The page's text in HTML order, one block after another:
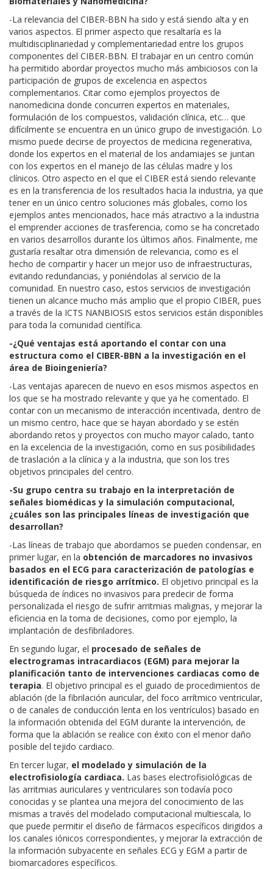
-La relevancia del CIBER-BBN ha sido y está siendo alta y en
varios aspectos. El primer aspecto que resaltaría es la
multidisciplinariedad y complementariedad entre los grupos
componentes del CIBER-BBN. El trabajar en un centro común
ha permitido abordar proyectos mucho más ambiciosos con la
participación de grupos de excelencia en aspectos
complementarios. Citar como ejemplos proyectos de
nanomedicina donde concurren expertos en materiales,
formulación de los compuestos, validación clínica, etc… que
difícilmente se encuentra en un único grupo de investigación. Lo
mismo puede decirse de proyectos de medicina regenerativa,
donde los expertos en el material de los andamiajes se juntan
con los expertos en el manejo de las células madre y los
clínicos. Otro aspecto en el que el CIBER está siendo relevante
es en la transferencia de los resultados hacia la industria, ya que
tener en un único centro soluciones más globales, como los
ejemplos antes mencionados, hace más atractivo a la industria
el emprender acciones de trasferencia, como se ha concretado
en varios desarrollos durante los últimos años. Finalmente, me
gustaría resaltar otra dimensión de relevancia, como es el
hecho de compartir y hacer un mejor uso de infraestructuras,
evitando redundancias, y poniéndolas al servicio de la
comunidad. En nuestro caso, estos servicios de investigación
tienen un alcance mucho más amplio que el propio CIBER, pues
a través de la ICTS NANBIOSIS estos servicios están disponibles
para toda la comunidad científica.
-¿Qué ventajas está aportando el contar con una
estructura como el CIBER-BBN a la investigación en el
área de Bioingeniería?
-Las ventajas aparecen de nuevo en esos mismos aspectos en
los que se ha mostrado relevante y que ya he comentado. El
contar con un mecanismo de interacción incentivada, dentro de
un mismo centro, hace que se hayan abordado y se estén
abordando retos y proyectos con mucho mayor calado, tanto
en la excelencia de la investigación, como en sus posibilidades
de traslación a la clínica y a la industria, que son los tres
objetivos principales del centro.
-Su grupo centra su trabajo en la interpretación de
señales biomédicas y la simulación computacional,
¿cuáles son las principales líneas de investigación que
desarrollan?
-Las líneas de trabajo que abordamos se pueden condensar, en
primer lugar, en la obtención de marcadores no invasivos
basados en el ECG para caracterización de patologías e
identificación de riesgo arrítmico. El objetivo principal es la
búsqueda de índices no invasivos para predecir de forma
personalizada el riesgo de sufrir arritmias malignas, y mejorar la
eficiencia en la toma de decisiones, como por ejemplo, la
implantación de desfibriladores.
En segundo lugar, el procesado de señales de
electrogramas intracardiacos (EGM) para mejorar la
planificación tanto de intervenciones cardiacas como de
terapia. El objetivo principal es el guiado de procedimientos de
ablación (de la fibrilación auricular, del foco arrítmico ventricular,
o de canales de conducción lenta en los ventrículos) basado en
la información obtenida del EGM durante la intervención, de
forma que la ablación se realice con éxito con el menor daño
posible del tejido cardiaco.
En tercer lugar, el modelado y simulación de la
electrofisiología cardiaca. Las bases electrofisiológicas de
las arritmias auriculares y ventriculares son todavía poco
conocidas y se plantea una mejora del conocimiento de las
mismas a través del modelado computacional multiescala, lo
que puede permitir el diseño de fármacos específicos dirigidos a
los canales iónicos correspondientes, y mejorar la extracción de
la información subyacente en señales ECG y EGM a partir de
biomarcadores específicos.